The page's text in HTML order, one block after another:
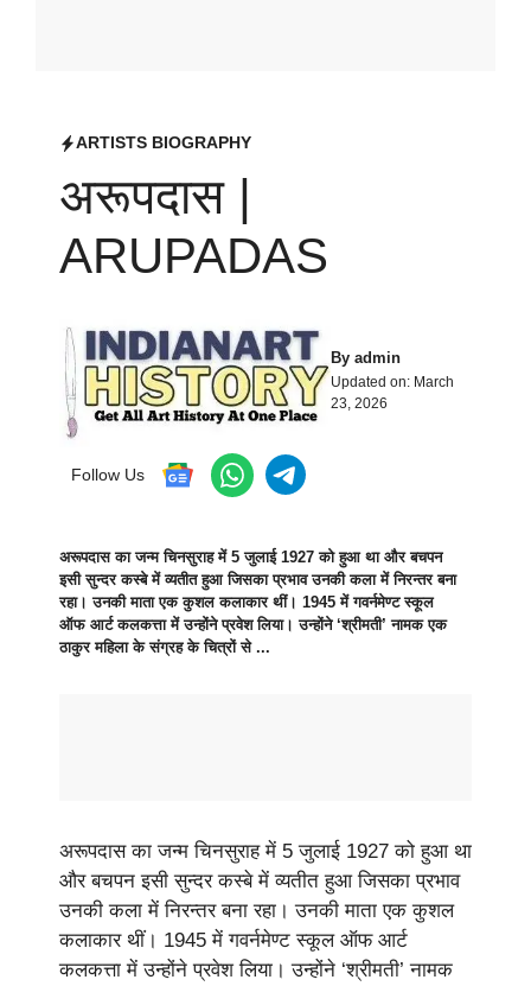
ARTISTS BIOGRAPHY
अरूपदास |
ARUPADAS
Byadmin
Updated on: March
23, 2026
Follow Us
अरूपदास का जन्म चिनसुराह में 5 जुलाई 1927 को हुआ था और बचपन
इसी सुन्दर कस्बे में व्यतीत हुआ जिसका प्रभाव उनकी कला में निरन्तर बना
रहा। उनकी माता एक कुशल कलाकार थीं। 1945 में गवर्नमेण्ट स्कूल
ऑफ आर्ट कलकत्ता में उन्होंने प्रवेश लिया। उन्होंने ‘श्रीमती’ नामक एक
ठाकुर महिला के संग्रह के चित्रों से ...
अरूपदास का जन्म चिनसुराह में 5 जुलाई 1927 को हुआ था
और बचपन इसी सुन्दर कस्बे में व्यतीत हुआ जिसका प्रभाव
उनकी कला में निरन्तर बना रहा। उनकी माता एक कुशल
कलाकार थीं। 1945 में गवर्नमेण्ट स्कूल ऑफ आर्ट
कलकत्ता में उन्होंने प्रवेश लिया। उन्होंने ‘श्रीमती’ नामक